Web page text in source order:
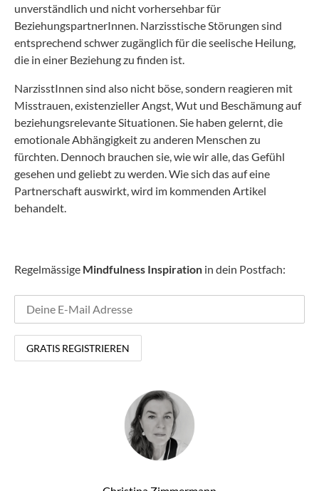
unverständlich und nicht vorhersehbar für
BeziehungspartnerInnen. Narzisstische Störungen sind
entsprechend schwer zugänglich für die seelische Heilung,
die in einer Beziehung zu finden ist.
NarzisstInnen sind also nicht böse, sondern reagieren mit
Misstrauen, existenzieller Angst, Wut und Beschämung auf
beziehungsrelevante Situationen. Sie haben gelernt, die
emotionale Abhängigkeit zu anderen Menschen zu
fürchten. Dennoch brauchen sie, wie wir alle, das Gefühl
gesehen und geliebt zu werden. Wie sich das auf eine
Partnerschaft auswirkt, wird im kommenden Artikel
behandelt.
Regelmässige Mindfulness Inspiration in dein Postfach: